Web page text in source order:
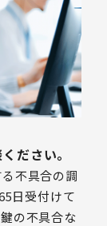
ださい。
不具合の調
日受付けて
の不具合な